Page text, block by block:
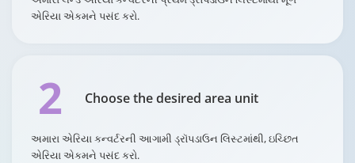
એરિયા એકમને પસંદ કરો.
2 Choose the desired area unit
અમારા એરિયા કન્વર્ટરની આગામી ડ્રૉપડાઉન લિસ્ટમાંથી, ઇચ્છિત
એરિયા એકમને પસંદ કરો.